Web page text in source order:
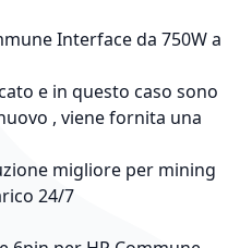
Interface da 750W a
e in questo caso sono
, viene fornita una
migliore per mining
24/7